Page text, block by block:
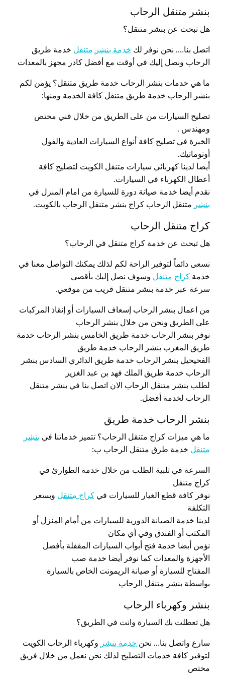
بنشر متنقل الرحاب
هل تبحث عن بنشر متنقل؟
اتصل بنا…. نحن نوفر لك خدمة بنشر متنقل خدمة طريق
الرحاب ونصل إليك في أوقت مع أفضل كادر مجهز بالمعدات
ما هي خدمات بنشر الرحاب خدمة طريق متنقل؟ يؤمن لكم
بنشر الرحاب خدمة طريق متنقل كافة الخدمة ومنها:
تصليح السيارات من على الطريق من خلال فني مختص
ومهندس .
الخبرة في تصليح كافة أنواع السيارات العادية والفول
أوتوماتيك.
أيضا لدينا كهربائي سيارات متنقل الكويت لتصليح كافة
أعطال الكهرباء في السيارات.
نقدم أيضا خدمة صيانة دورة للسيارة من امام المنزل في
بنشر
متنقل الرحاب كراج بنشر متنقل الرحاب بالكويت.
كراج متنقل الرحاب
هل تبحث عن خدمة كراج متنقل في الرحاب؟
نسعى دائماً لتوفير الراحة لكم لذلك يمكنك التواصل معنا في
خدمة كراج متنقل وسوف نصل إليك بأقصى
سرعة عبر خدمة بنشر متنقل قريب من موقعي.
من اعمال بنشر الرحاب إسعاف السيارات أو إنقاذ المركبات
على الطريق ونحن من خلال بنشر الرحاب
نوفر بنشر الرحاب خدمة طريق الخامس بنشر الرحاب خدمة
طريق المغرب بنشر الرحاب خدمة طريق
الفحيحيل بنشر الرحاب خدمة طريق الدائري السادس بنشر
الرحاب خدمة طريق الملك فهد بن عبد الغزيز
لطلب بنشر متنقل الرحاب الان اتصل بنا في بنشر متنقل
الرحاب لخدمة أفضل.
بنشر الرحاب خدمة طريق
ما هي ميزات كراج متنقل الرحاب؟ تتميز خدماتنا في بنشر
متنقل خدمة طرق متنقل الرحاب ب:
السرعة في تلبية الطلب من خلال خدمة الطوارئ في
كراج متنقل
نوفر كافة قطع الغيار للسيارات في كراج متنقل وبسعر
التكلفة
لدينا خدمة الصيانة الدورية للسيارات من أمام المنزل أو
المكتب أو الفندق وفي أي مكان
نؤمن أيضا خدمة فتح أبواب السيارات المقفلة بأفضل
الأجهزة والمعدات كما نوفر أيضا خدمة صب
المفتاح للسيارة أو صيانة الريمونت الخاص بالسيارة
بواسطة بنشر متنقل الرحاب
بنشر وكهرباء الرحاب
هل تعطلت بك السيارة وانت في الطريق؟
سارع واتصل بنا… نحن خدمة بنشر
وكهرباء الرحاب الكويت
لتوفير كافة خدمات التصليح لذلك نحن نعمل من خلال فريق
مختص